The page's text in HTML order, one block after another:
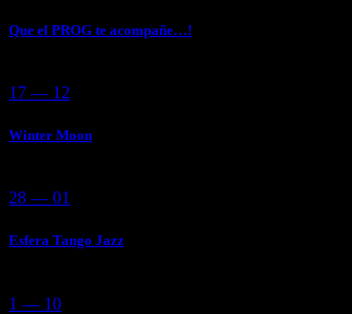
Que el PROG te acompañe…!
17 — 12
Winter Moon
28 — 01
Esfera Tango Jazz
1 — 10